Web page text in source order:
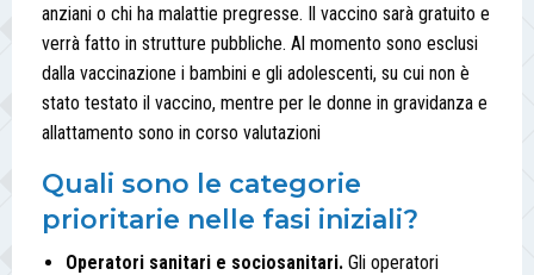
anziani o chi ha malattie pregresse. Il vaccino sarà gratuito e
verrà fatto in strutture pubbliche. Al momento sono esclusi
dalla vaccinazione i bambini e gli adolescenti, su cui non è
stato testato il vaccino, mentre per le donne in gravidanza e
allattamento sono in corso valutazioni
Quali sono le categorie
prioritarie nelle fasi iniziali?
Operatori sanitari e sociosanitari. Gli operatori